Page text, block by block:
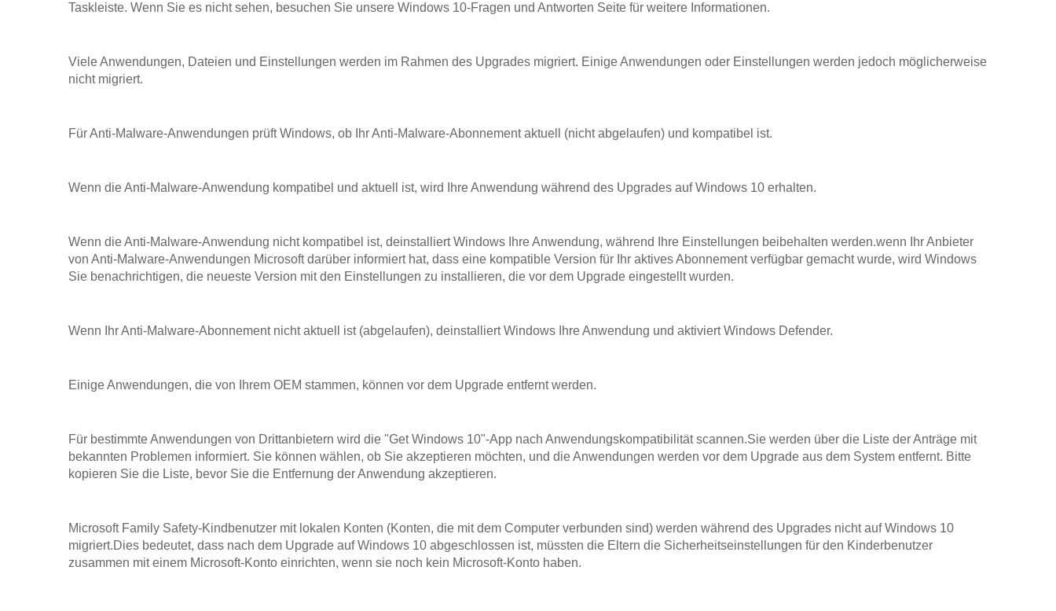
Taskleiste. Wenn Sie es nicht sehen, besuchen Sie unsere Windows 10-Fragen und Antworten Seite für weitere Informationen.
Viele Anwendungen, Dateien und Einstellungen werden im Rahmen des Upgrades migriert. Einige Anwendungen oder Einstellungen werden jedoch möglicherweise
nicht migriert.
Für Anti-Malware-Anwendungen prüft Windows, ob Ihr Anti-Malware-Abonnement aktuell (nicht abgelaufen) und kompatibel ist.
Wenn die Anti-Malware-Anwendung kompatibel und aktuell ist, wird Ihre Anwendung während des Upgrades auf Windows 10 erhalten.
Wenn die Anti-Malware-Anwendung nicht kompatibel ist, deinstalliert Windows Ihre Anwendung, während Ihre Einstellungen beibehalten werden.wenn Ihr Anbieter
von Anti-Malware-Anwendungen Microsoft darüber informiert hat, dass eine kompatible Version für Ihr aktives Abonnement verfügbar gemacht wurde, wird Windows
Sie benachrichtigen, die neueste Version mit den Einstellungen zu installieren, die vor dem Upgrade eingestellt wurden.
Wenn Ihr Anti-Malware-Abonnement nicht aktuell ist (abgelaufen), deinstalliert Windows Ihre Anwendung und aktiviert Windows Defender.
Einige Anwendungen, die von Ihrem OEM stammen, können vor dem Upgrade entfernt werden.
Für bestimmte Anwendungen von Drittanbietern wird die "Get Windows 10"-App nach Anwendungskompatibilität scannen.Sie werden über die Liste der Anträge mit
bekannten Problemen informiert. Sie können wählen, ob Sie akzeptieren möchten, und die Anwendungen werden vor dem Upgrade aus dem System entfernt. Bitte
kopieren Sie die Liste, bevor Sie die Entfernung der Anwendung akzeptieren.
Microsoft Family Safety-Kindbenutzer mit lokalen Konten (Konten, die mit dem Computer verbunden sind) werden während des Upgrades nicht auf Windows 10
migriert.Dies bedeutet, dass nach dem Upgrade auf Windows 10 abgeschlossen ist, müssten die Eltern die Sicherheitseinstellungen für den Kinderbenutzer
zusammen mit einem Microsoft-Konto einrichten, wenn sie noch kein Microsoft-Konto haben.